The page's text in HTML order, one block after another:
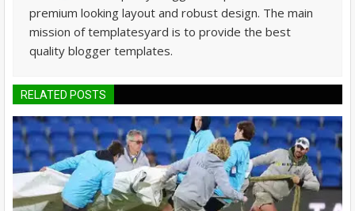
premium looking layout and robust design. The main
mission of templatesyard is to provide the best
quality blogger templates.
RELATED POSTS